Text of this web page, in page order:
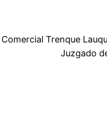
Civil y Comercial